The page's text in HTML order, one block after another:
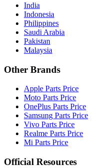
India
Indonesia
Philippines
Saudi Arabia
Pakistan
Malaysia
Other Brands
Apple Parts Price
Moto Parts Price
OnePlus Parts Price
Samsung Parts Price
Vivo Parts Price
Realme Parts Price
Mi Parts Price
Official Resources